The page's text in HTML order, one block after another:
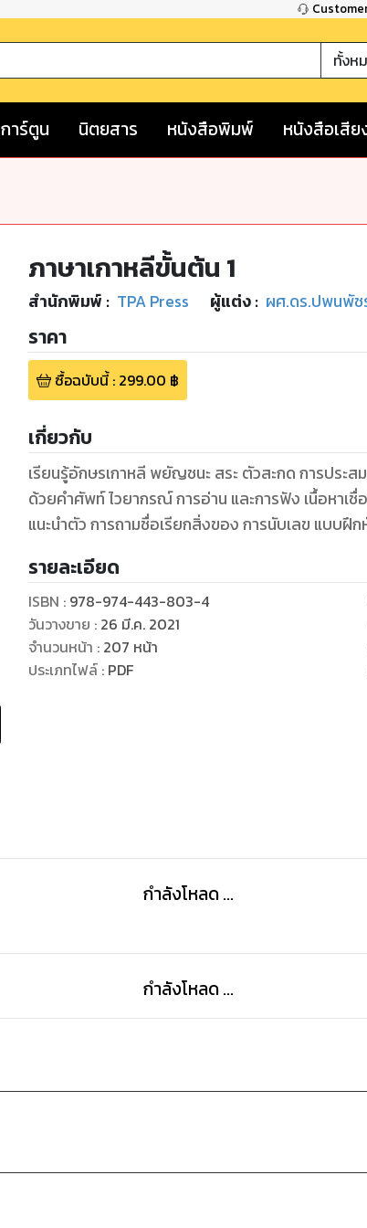
ทั้งห
การ์ตูน นิตยสาร หนังสือพิมพ์ หนังสือเสีย
ภาษาเกาหลีขั้นต้น 1
สำนักพิมพ์ : TPA Press ผู้แต่ง : ผศ.ดร.ปพนพัช
ราคา
ซื้อฉบับนี้: 299.00 ฿
เกี่ยวกับ
เรียนรู้อักษรเกาหลี พยัญชนะ สระ ตัวสะกด การประ
ด้วยคำศัพท์ ไวยากรณ์ การอ่าน และการฟัง เนื้อหาเ
แนะนำตัว การถามชื่อเรียกสิ่งของ การนับเลข แบบฝึ
รายละเอียด
ISBN : 978-974-443-803-4
วันวางขาย : 26 มี.ค. 2021
จำนวนหน้า : 207 หน้า
ประเภทไฟล์: PDF
กำลังโหลด ...
กำลังโหลด ...